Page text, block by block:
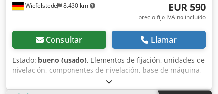
Wiefelstede 8.430 km EUR 590
precio fijo IVA no incluído
Consultar Llamar
Estado: bueno (usado), Elementos de fijación, unidades de
nivelación, componentes de nivelación, base de máquina,
bases de máquina, zapatas de nivelación, base para
máquina, zapata de nivelación, cuña, soporte de máquina,